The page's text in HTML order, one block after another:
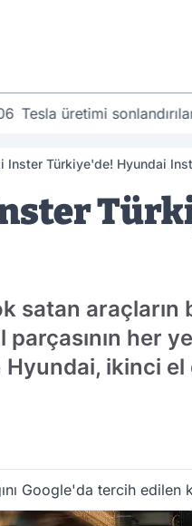
Tesla üretimi
Inster Türkiye'de! Hyundai
satan
parçasının her
ikinci el
Google'da tercih edilen